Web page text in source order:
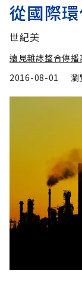
從國際
世紀美
遠見雜誌整合傳播
2016-08-01
瀏